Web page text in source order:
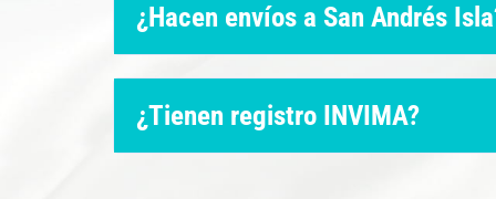
¿Hacen envíos a San Andrés
¿Tienen registro INVIMA?